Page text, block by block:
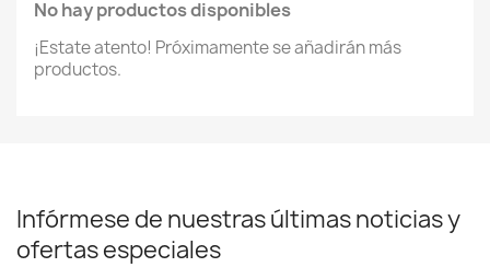
No hay productos disponibles
¡Estate atento! Próximamente se añadirán más
productos.
Infórmese de nuestras últimas noticias y
ofertas especiales